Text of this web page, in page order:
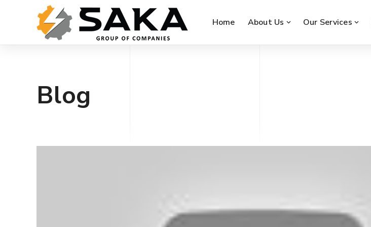
Home About Us Our Services
Blog